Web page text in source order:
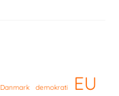
Danmark demokrati EU